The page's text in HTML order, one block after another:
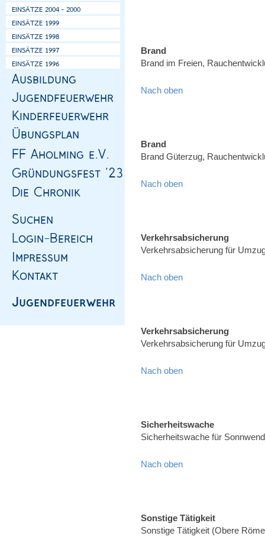
Brand
Brand im Freien,
Nach oben
Brand
Brand Güterzug,
Nach oben
Verkehrsabsicherung
Verkehrsabsicherung für
Nach oben
Verkehrsabsicherung
Verkehrsabsicherung für
Nach oben
Sicherheitswache
Sicherheitswache für
Nach oben
Sonstige Tätigkeit
Sonstige Tätigkeit (Obere